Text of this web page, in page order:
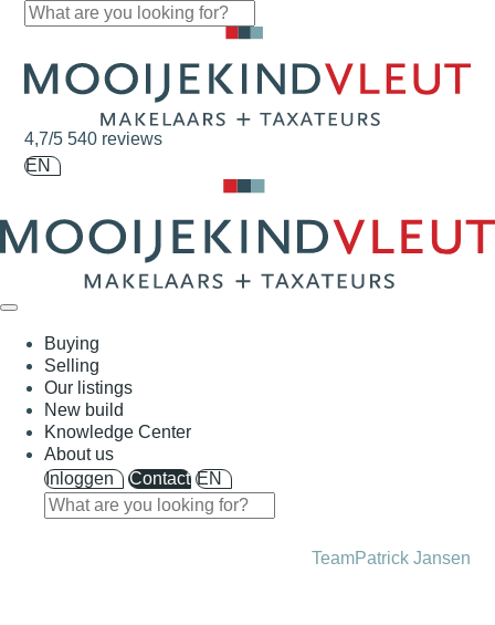
Skip navigation
4,7/5 540 reviews
EN
Buying
Selling
Our listings
New build
Knowledge Center
About us
Inloggen
Contact EN
TeamPatrick Jansen